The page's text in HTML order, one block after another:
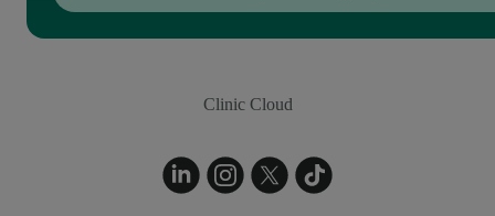
Clinic Cloud